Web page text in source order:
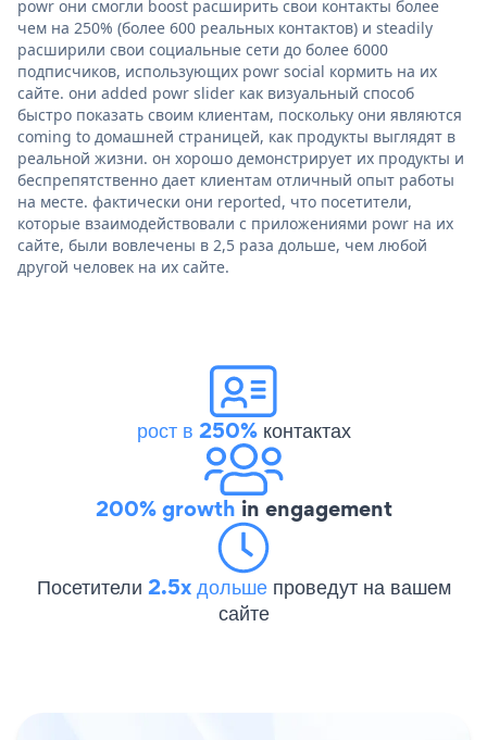
powr они смогли boost расширить свои контакты более
чем на 250% (более 600 реальных контактов) и steadily
расширили свои социальные сети до более 6000
подписчиков, использующих powr social кормить на их
сайте. они added powr slider как визуальный способ
быстро показать своим клиентам, поскольку они являются
coming to домашней страницей, как продукты выглядят в
реальной жизни. он хорошо демонстрирует их продукты и
беспрепятственно дает клиентам отличный опыт работы
на месте. фактически они reported, что посетители,
которые взаимодействовали с приложениями powr на их
сайте, были вовлечены в 2,5 раза дольше, чем любой
другой человек на их сайте.
рост в 250%контактах
200% growth in engagement
Посетители 2.5x дольше проведут на вашем
сайте